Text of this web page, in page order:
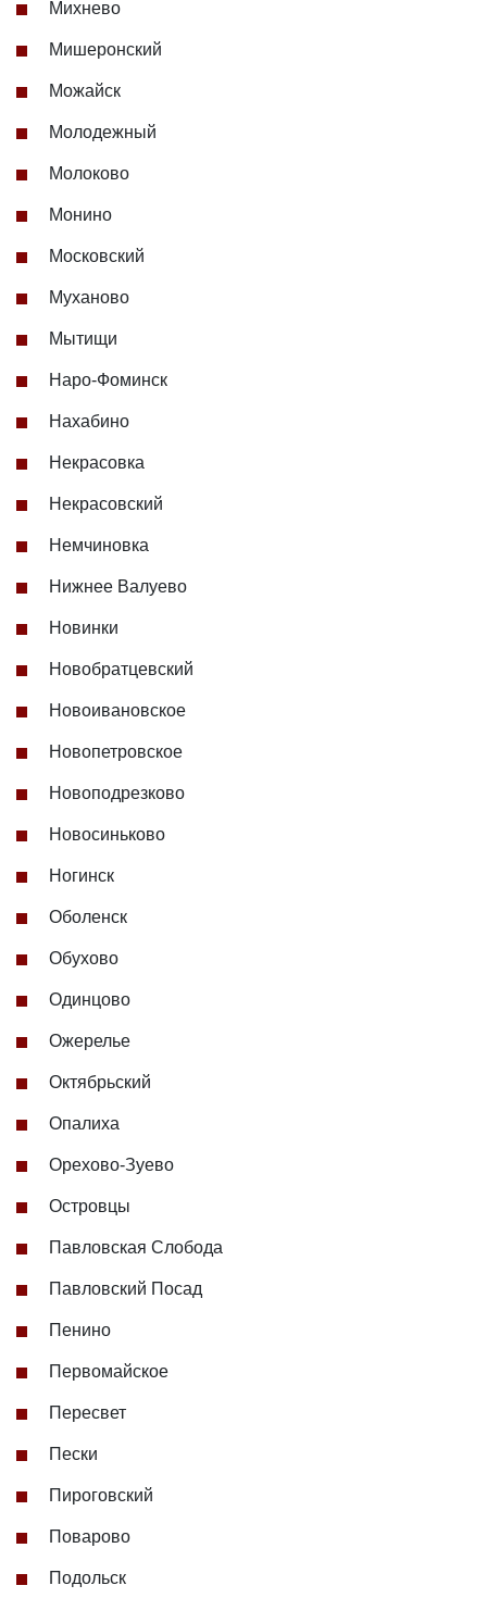
Михнево
Мишеронский
Можайск
Молодежный
Молоково
Монино
Московский
Муханово
Мытищи
Наро-Фоминск
Нахабино
Некрасовка
Некрасовский
Немчиновка
Нижнее Валуево
Новинки
Новобратцевский
Новоивановское
Новопетровское
Новоподрезково
Новосиньково
Ногинск
Оболенск
Обухово
Одинцово
Ожерелье
Октябрьский
Опалиха
Орехово-Зуево
Островцы
Павловская Слобода
Павловский Посад
Пенино
Первомайское
Пересвет
Пески
Пироговский
Поварово
Подольск